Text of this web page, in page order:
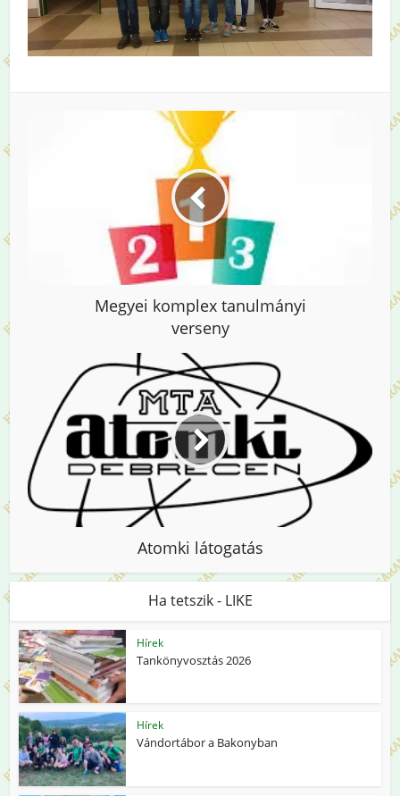
Megyei komplex tanulmányi
verseny
Atomki látogatás
Ha tetszik - LIKE
Hírek
Tankönyvosztás 2026
Hírek
Vándortábor a Bakonyban